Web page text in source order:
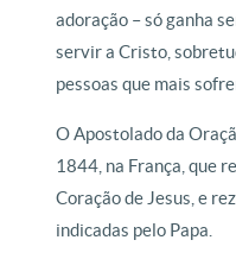
adoração – só ganha
servir a Cristo,
pessoas que mais
O Apostolado da
1844, na França, que
Coração de Jesus, e
indicadas pelo Papa.